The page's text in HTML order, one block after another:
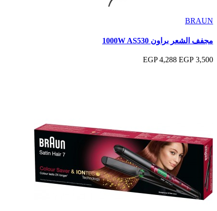
BRAUN
مجفف الشعر براون 1000W AS530
3,500 EGP
4,288 EGP